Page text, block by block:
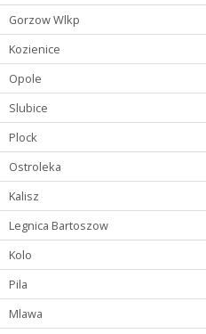
Gorzow Wlkp
Kozienice
Opole
Slubice
Plock
Ostroleka
Kalisz
Legnica Bartoszow
Kolo
Pila
Mlawa